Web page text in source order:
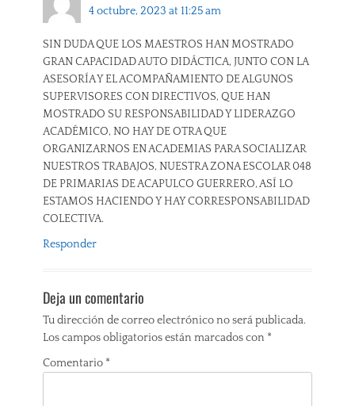
4 octubre, 2023 at 11:25 am
SIN DUDA QUE LOS MAESTROS HAN MOSTRADO
GRAN CAPACIDAD AUTO DIDÁCTICA, JUNTO CON LA
ASESORÍA Y EL ACOMPAÑAMIENTO DE ALGUNOS
SUPERVISORES CON DIRECTIVOS, QUE HAN
MOSTRADO SU RESPONSABILIDAD Y LIDERAZGO
ACADÉMICO, NO HAY DE OTRA QUE
ORGANIZARNOS EN ACADEMIAS PARA SOCIALIZAR
NUESTROS TRABAJOS, NUESTRA ZONA ESCOLAR 048
DE PRIMARIAS DE ACAPULCO GUERRERO, ASÍ LO
ESTAMOS HACIENDO Y HAY CORRESPONSABILIDAD
COLECTIVA.
Responder
Deja un comentario
Tu dirección de correo electrónico no será publicada.
Los campos obligatorios están marcados con *
Comentario *